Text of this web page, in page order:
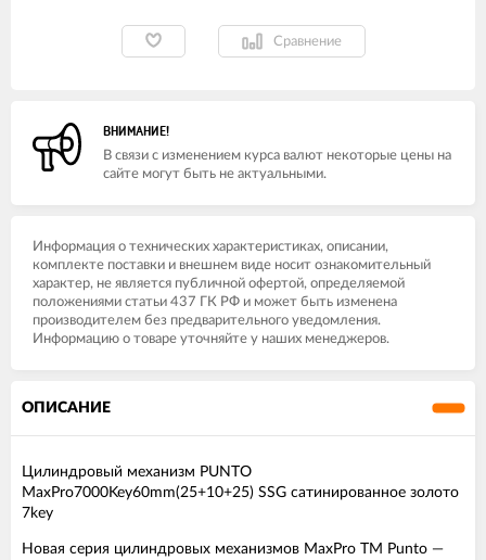
Сравнение
ВНИМАНИЕ!
В связи с изменением курса валют некоторые цены на
сайте могут быть не актуальными.
Информация о технических характеристиках, описании,
комплекте поставки и внешнем виде носит ознакомительный
характер, не является публичной офертой, определяемой
положениями статьи 437 ГК РФ и может быть изменена
производителем без предварительного уведомления.
Информацию о товаре уточняйте у наших менеджеров.
ОПИСАНИЕ
Цилиндровый механизм PUNTO
MaxPro7000Key60mm(25+10+25) SSG сатинированное золото
7key
Новая серия цилиндровых механизмов MaxPro TM Punto —